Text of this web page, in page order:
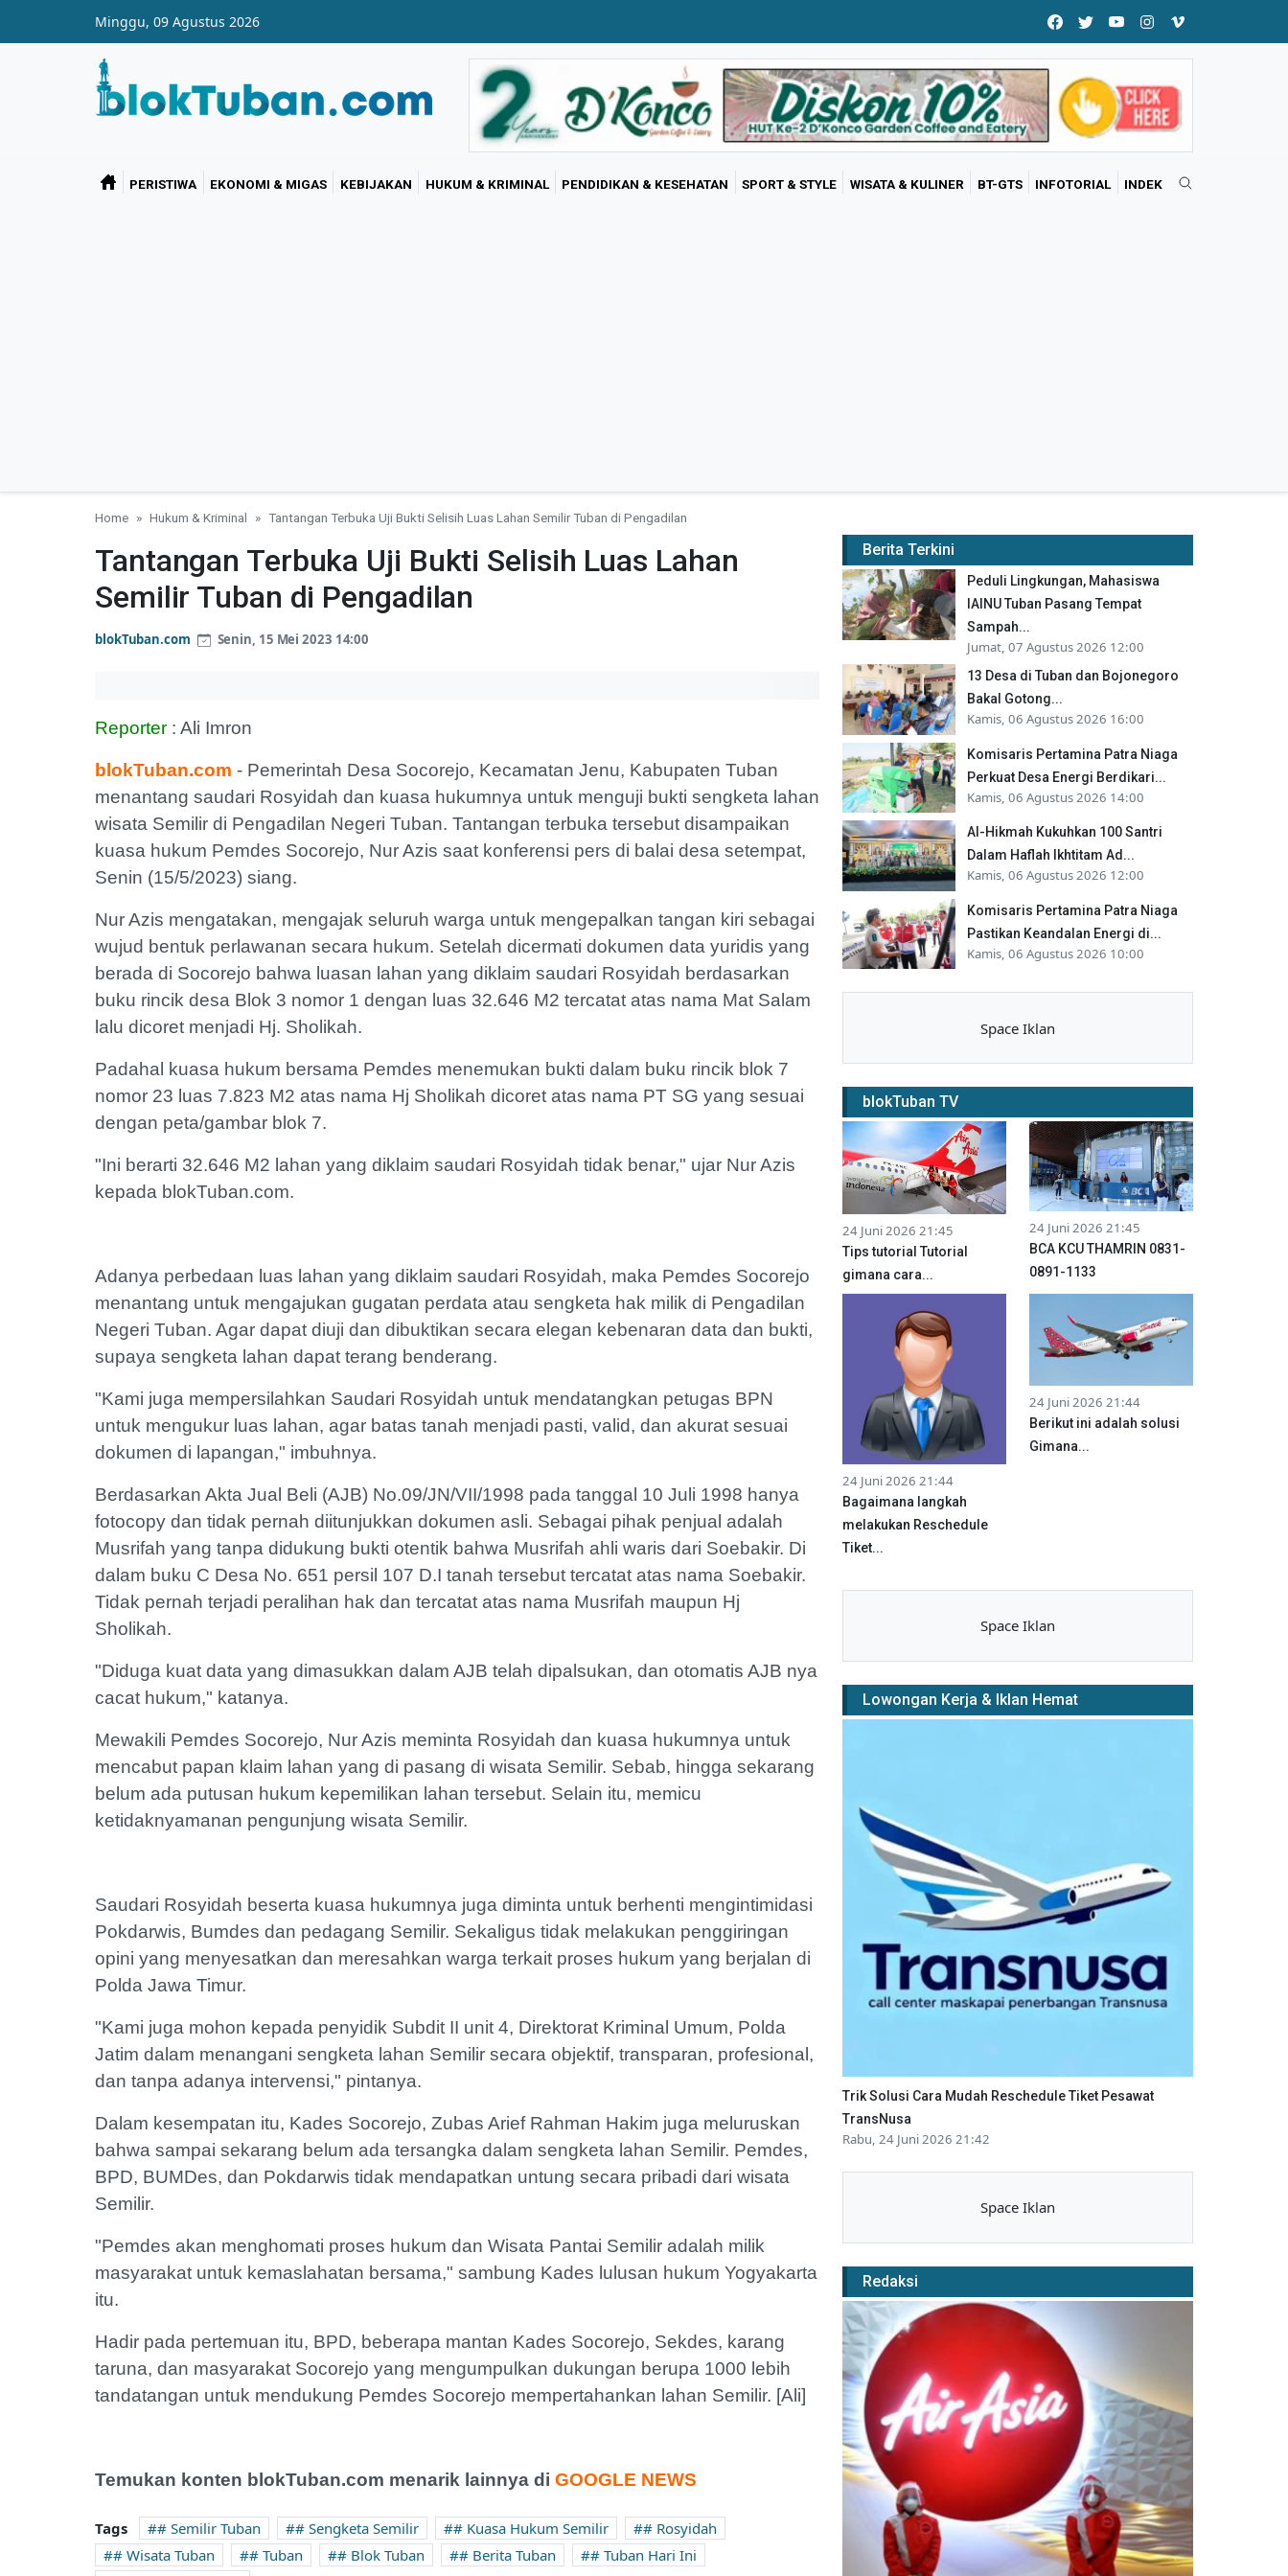
Minggu, 09 Agustus 2026
PERISTIWA EKONOMI & MIGAS KEBIJAKAN HUKUM & KRIMINAL PENDIDIKAN & KESEHATAN SPORT & STYLE WISATA & KULINER BT-GTS INFOTORIAL INDEK
Home Hukum & Kriminal Tantangan Terbuka Uji Bukti Selisih Luas Lahan Semilir Tuban di Pengadilan
Tantangan Terbuka Uji Bukti Selisih Luas Lahan
Semilir Tuban di Pengadilan
blokTuban.com Senin, 15 Mei 2023 14:00
Reporter : Ali Imron
blokTuban.com - Pemerintah Desa Socorejo, Kecamatan Jenu, Kabupaten Tuban
menantang saudari Rosyidah dan kuasa hukumnya untuk menguji bukti sengketa lahan
wisata Semilir di Pengadilan Negeri Tuban. Tantangan terbuka tersebut disampaikan
kuasa hukum Pemdes Socorejo, Nur Azis saat konferensi pers di balai desa setempat,
Senin (15/5/2023) siang.
Nur Azis mengatakan, mengajak seluruh warga untuk mengepalkan tangan kiri sebagai
wujud bentuk perlawanan secara hukum. Setelah dicermati dokumen data yuridis yang
berada di Socorejo bahwa luasan lahan yang diklaim saudari Rosyidah berdasarkan
buku rincik desa Blok 3 nomor 1 dengan luas 32.646 M2 tercatat atas nama Mat Salam
lalu dicoret menjadi Hj. Sholikah.
Padahal kuasa hukum bersama Pemdes menemukan bukti dalam buku rincik blok 7
nomor 23 luas 7.823 M2 atas nama Hj Sholikah dicoret atas nama PT SG yang sesuai
dengan peta/gambar blok 7.
"Ini berarti 32.646 M2 lahan yang diklaim saudari Rosyidah tidak benar," ujar Nur Azis
kepada blokTuban.com.
Adanya perbedaan luas lahan yang diklaim saudari Rosyidah, maka Pemdes Socorejo
menantang untuk mengajukan gugatan perdata atau sengketa hak milik di Pengadilan
Negeri Tuban. Agar dapat diuji dan dibuktikan secara elegan kebenaran data dan bukti,
supaya sengketa lahan dapat terang benderang.
"Kami juga mempersilahkan Saudari Rosyidah untuk mendatangkan petugas BPN
untuk mengukur luas lahan, agar batas tanah menjadi pasti, valid, dan akurat sesuai
dokumen di lapangan," imbuhnya.
Berdasarkan Akta Jual Beli (AJB) No.09/JN/VII/1998 pada tanggal 10 Juli 1998 hanya
fotocopy dan tidak pernah diitunjukkan dokumen asli. Sebagai pihak penjual adalah
Musrifah yang tanpa didukung bukti otentik bahwa Musrifah ahli waris dari Soebakir. Di
dalam buku C Desa No. 651 persil 107 D.I tanah tersebut tercatat atas nama Soebakir.
Tidak pernah terjadi peralihan hak dan tercatat atas nama Musrifah maupun Hj
Sholikah.
"Diduga kuat data yang dimasukkan dalam AJB telah dipalsukan, dan otomatis AJB nya
cacat hukum," katanya.
Mewakili Pemdes Socorejo, Nur Azis meminta Rosyidah dan kuasa hukumnya untuk
mencabut papan klaim lahan yang di pasang di wisata Semilir. Sebab, hingga sekarang
belum ada putusan hukum kepemilikan lahan tersebut. Selain itu, memicu
ketidaknyamanan pengunjung wisata Semilir.
Saudari Rosyidah beserta kuasa hukumnya juga diminta untuk berhenti mengintimidasi
Pokdarwis, Bumdes dan pedagang Semilir. Sekaligus tidak melakukan penggiringan
opini yang menyesatkan dan meresahkan warga terkait proses hukum yang berjalan di
Polda Jawa Timur.
"Kami juga mohon kepada penyidik Subdit II unit 4, Direktorat Kriminal Umum, Polda
Jatim dalam menangani sengketa lahan Semilir secara objektif, transparan, profesional,
dan tanpa adanya intervensi," pintanya.
Dalam kesempatan itu, Kades Socorejo, Zubas Arief Rahman Hakim juga meluruskan
bahwa sampai sekarang belum ada tersangka dalam sengketa lahan Semilir. Pemdes,
BPD, BUMDes, dan Pokdarwis tidak mendapatkan untung secara pribadi dari wisata
Semilir.
"Pemdes akan menghomati proses hukum dan Wisata Pantai Semilir adalah milik
masyarakat untuk kemaslahatan bersama," sambung Kades lulusan hukum Yogyakarta
itu.
Hadir pada pertemuan itu, BPD, beberapa mantan Kades Socorejo, Sekdes, karang
taruna, dan masyarakat Socorejo yang mengumpulkan dukungan berupa 1000 lebih
tandatangan untuk mendukung Pemdes Socorejo mempertahankan lahan Semilir. [Ali]
Temukan konten blokTuban.com menarik lainnya di GOOGLE NEWS
Tags # Semilir Tuban # Sengketa Semilir # Kuasa Hukum Semilir
# Rosyidah
# Wisata Tuban
# Tuban # Blok Tuban # Berita Tuban
# Tuban Hari Ini
Berita Terkini
Peduli Lingkungan, Mahasiswa
IAINU Tuban Pasang Tempat
Sampah...
Jumat, 07 Agustus 2026 12:00
13 Desa di Tuban dan Bojonegoro
Bakal Gotong...
Kamis, 06 Agustus 2026 16:00
Komisaris Pertamina Patra Niaga
Perkuat Desa Energi Berdikari...
Kamis, 06 Agustus 2026 14:00
Al-Hikmah Kukuhkan 100 Santri
Dalam Haflah Ikhtitam Ad...
Kamis, 06 Agustus 2026 12:00
Komisaris Pertamina Patra Niaga
Pastikan Keandalan Energi di...
Kamis, 06 Agustus 2026 10:00
Space Iklan
blokTuban TV
24 Juni 2026 21:45
Tips tutorial Tutorial
gimana cara...
24 Juni 2026 21:45
BCA KCU THAMRIN 0831-
0891-1133
24 Juni 2026 21:44
Bagaimana langkah
melakukan Reschedule
Tiket...
24 Juni 2026 21:44
Berikut ini adalah solusi
Gimana...
Space Iklan
Lowongan Kerja & Iklan Hemat
Trik Solusi Cara Mudah Reschedule Tiket Pesawat
TransNusa
Rabu, 24 Juni 2026 21:42
Space Iklan
Redaksi